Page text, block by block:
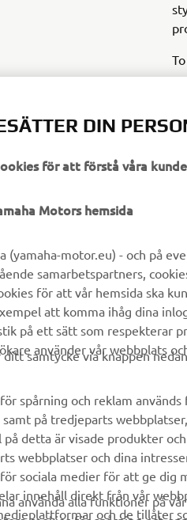
B2B
eBike-system
Myndigheter
Golfbanor
Räddningstjänst
Körskolor
Partnerskap
Teknisk
oberoende handlare
Yamalube Safety
Sheets
DIN
för att förstå våra
Motors hemsida
(yamaha-motor.eu) - och på
samarbetspartners,
för att vår hemsida ska
att komma ihåg dina
på ett sätt som respekterar
använder vår webbplats
samtycke via knappen
spårning och reklam
samt på tredjeparts
på detta är visade produkter
webbplatser och dina
sociala medier för att ge dig
innehåll direkt från vår
och de tillåter
använda alla funktioner på